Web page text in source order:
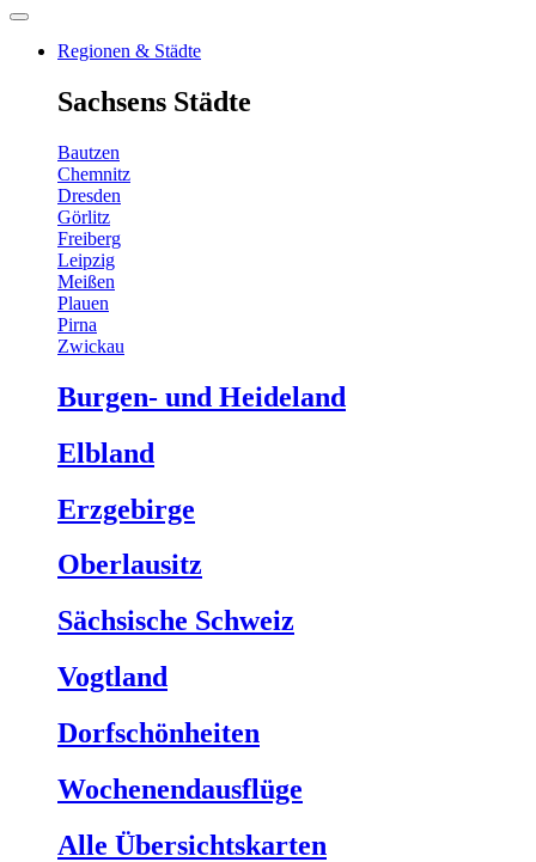
Regionen & Städte
Sachsens Städte
Bautzen
Chemnitz
Dresden
Görlitz
Freiberg
Leipzig
Meißen
Plauen
Pirna
Zwickau
Burgen- und Heideland
Elbland
Erzgebirge
Oberlausitz
Sächsische Schweiz
Vogtland
Dorfschönheiten
Wochenendausflüge
Alle Übersichtskarten